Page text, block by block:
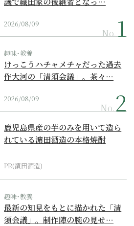
2026/08/09
No.
趣味･教養
けっこうハチャメチャだった過去
作大河の「清須会議」。茶々…
2026/08/09
No.
鹿児島県産の芋のみを用いて造ら
れている濵田酒造の本格焼酎
PR(濵田酒造)
趣味･教養
最新の知見をもとに描かれた「清
須会議」。制作陣の腕の見せ…